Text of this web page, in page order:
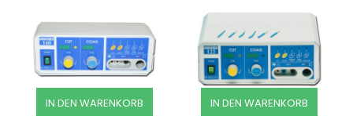
IN DEN WARENKORB IN DEN WARENKORB